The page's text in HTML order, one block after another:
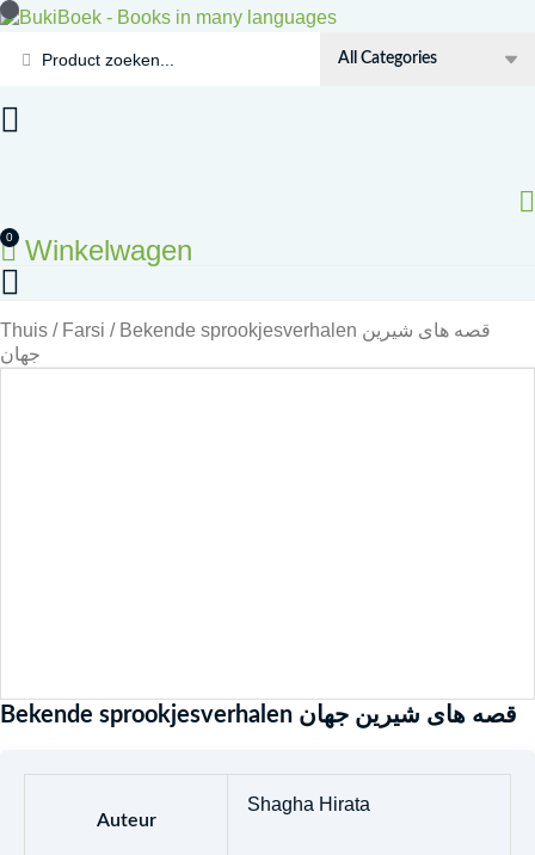
Doorgaan
inhoud
Search
0 Winkelwagen
Thuis / Farsi / Bekende sprookjesverhalen قصه های شیرین
جهان
Bekende sprookjesverhalen قصه های شیرین جهان
Auteur
Shagha Hirata